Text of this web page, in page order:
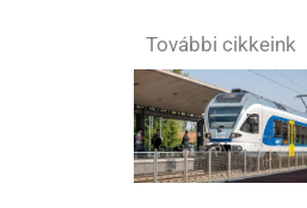
További cikkeink